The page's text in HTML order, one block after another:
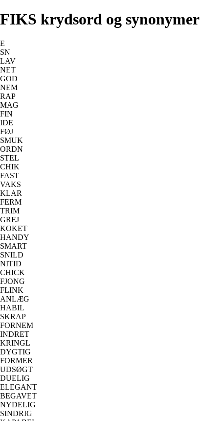
FIKS krydsord og synonymer
E
SN
LAV
NET
GOD
NEM
RAP
MAG
FIN
IDE
FØJ
SMUK
ORDN
STEL
CHIK
FAST
VAKS
KLAR
FERM
TRIM
GREJ
KOKET
HANDY
SMART
SNILD
NITID
CHICK
FJONG
FLINK
ANLÆG
HABIL
SKRAP
FORNEM
INDRET
KRINGL
DYGTIG
FORMER
UDSØGT
DUELIG
ELEGANT
BEGAVET
NYDELIG
SINDRIG